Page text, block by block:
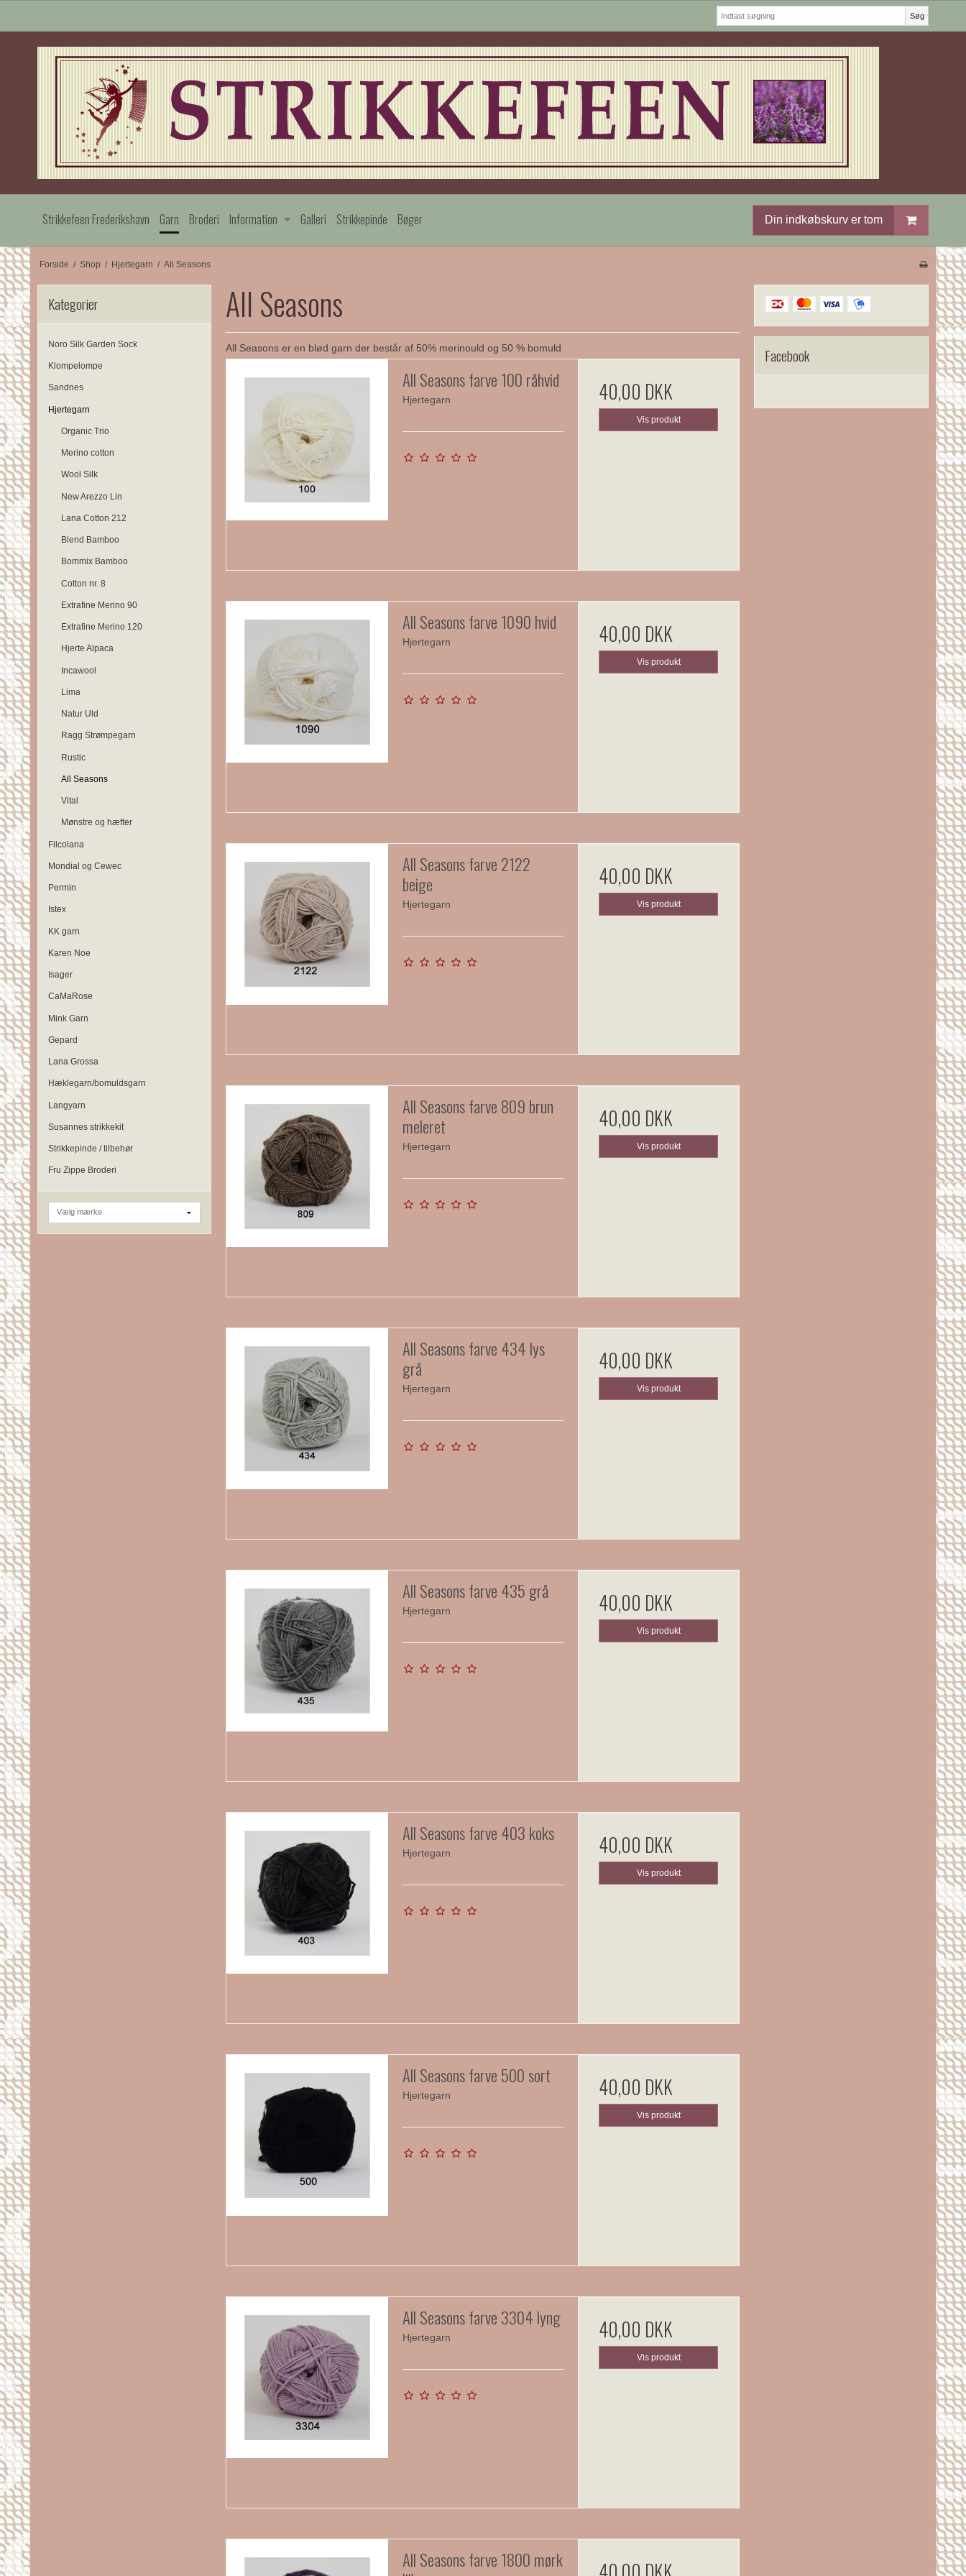
Søg
Strikkefeen Frederikshavn Garn Broderi Information Galleri Strikkepinde Bøger Din indkøbskurv er tom
Forside / Shop / Hjertegarn / All Seasons
Kategorier
Noro Silk Garden Sock
Klompelompe
Sandnes
Hjertegarn
Organic Trio
Merino cotton
Wool Silk
New Arezzo Lin
Lana Cotton 212
Blend Bamboo
Bommix Bamboo
Cotton nr. 8
Extrafine Merino 90
Extrafine Merino 120
Hjerte Alpaca
Incawool
Lima
Natur Uld
Ragg Strømpegarn
Rustic
All Seasons
Vital
Mønstre og hæfter
Filcolana
Mondial og Cewec
Permin
Istex
KK garn
Karen Noe
Isager
CaMaRose
Mink Garn
Gepard
Lana Grossa
Hæklegarn/bomuldsgarn
Langyarn
Susannes strikkekit
Strikkepinde / tilbehør
Fru Zippe Broderi
All Seasons
All Seasons er en blød garn der består af 50% merinould og 50 % bomuld
All Seasons farve 100 råhvid
Hjertegarn 40,00 DKK
Vis produkt
All Seasons farve 1090 hvid
Hjertegarn 40,00 DKK
Vis produkt
All Seasons farve 2122
beige
Hjertegarn
40,00 DKK
Vis produkt
All Seasons farve 809 brun
meleret
Hjertegarn
40,00 DKK
Vis produkt
All Seasons farve 434 lys
grå
Hjertegarn
40,00 DKK
Vis produkt
All Seasons farve 435 grå
Hjertegarn 40,00 DKK
Vis produkt
All Seasons farve 403 koks
Hjertegarn 40,00 DKK
Vis produkt
All Seasons farve 500 sort
Hjertegarn 40,00 DKK
Vis produkt
All Seasons farve 3304 lyng
Hjertegarn 40,00 DKK
Vis produkt
All Seasons farve 1800 mørk
Facebook